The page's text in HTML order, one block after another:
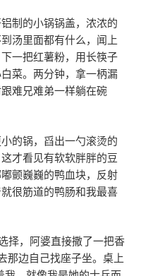
制的小锅锅盖，浓浓的
汤里面都有什么，闻上
一把红薯粉，用长筷子
菜。两分钟，拿一柄漏
难兄难弟一样躺在碗
的锅，舀出一勺滚烫的
才看见有软软胖胖的豆
颤巍巍的鸭血块，反射
很筋道的鸭肠和我最喜
择，阿婆直接撒了一把香
那边自己找座子坐。桌上